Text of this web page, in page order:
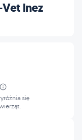
Inez
się